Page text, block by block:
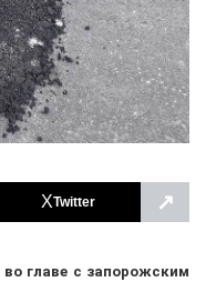
Twitter ↗
во главе с запорожским